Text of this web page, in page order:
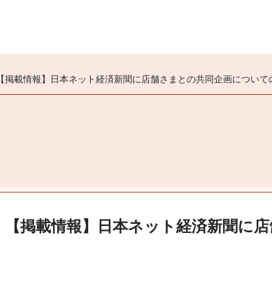
【掲載情報】日本ネット経済新聞に店舗さまとの共同企画につい
【掲載情報】日本ネット経済新聞に